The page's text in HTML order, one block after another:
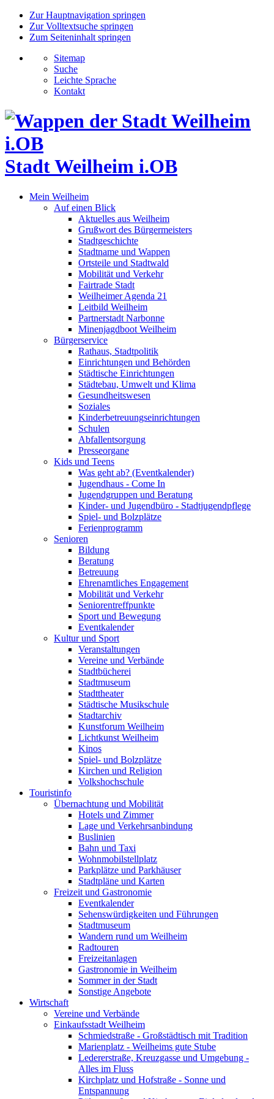
Zur Hauptnavigation springen
Zur Volltextsuche springen
Zum Seiteninhalt springen
Sitemap
Suche
Leichte Sprache
Kontakt
Stadt Weilheim i.OB
Mein Weilheim
Auf einen Blick
Aktuelles aus Weilheim
Grußwort des Bürgermeisters
Stadtgeschichte
Stadtname und Wappen
Ortsteile und Stadtwald
Mobilität und Verkehr
Fairtrade Stadt
Weilheimer Agenda 21
Leitbild Weilheim
Partnerstadt Narbonne
Minenjagdboot Weilheim
Bürgerservice
Rathaus, Stadtpolitik
Einrichtungen und Behörden
Städtische Einrichtungen
Städtebau, Umwelt und Klima
Gesundheitswesen
Soziales
Kinderbetreuungseinrichtungen
Schulen
Abfallentsorgung
Presseorgane
Kids und Teens
Was geht ab? (Eventkalender)
Jugendhaus - Come In
Jugendgruppen und Beratung
Kinder- und Jugendbüro - Stadtjugendpflege
Spiel- und Bolzplätze
Ferienprogramm
Senioren
Bildung
Beratung
Betreuung
Ehrenamtliches Engagement
Mobilität und Verkehr
Seniorentreffpunkte
Sport und Bewegung
Eventkalender
Kultur und Sport
Veranstaltungen
Vereine und Verbände
Stadtbücherei
Stadtmuseum
Stadttheater
Städtische Musikschule
Stadtarchiv
Kunstforum Weilheim
Lichtkunst Weilheim
Kinos
Spiel- und Bolzplätze
Kirchen und Religion
Volkshochschule
Touristinfo
Übernachtung und Mobilität
Hotels und Zimmer
Lage und Verkehrsanbindung
Buslinien
Bahn und Taxi
Wohnmobilstellplatz
Parkplätze und Parkhäuser
Stadtpläne und Karten
Freizeit und Gastronomie
Eventkalender
Sehenswürdigkeiten und Führungen
Stadtmuseum
Wandern rund um Weilheim
Radtouren
Freizeitanlagen
Gastronomie in Weilheim
Sommer in der Stadt
Sonstige Angebote
Wirtschaft
Vereine und Verbände
Einkaufsstadt Weilheim
Schmiedstraße - Großstädtisch mit Tradition
Marienplatz - Weilheims gute Stube
Ledererstraße, Kreuzgasse und Umgebung -
Alles im Fluss
Kirchplatz und Hofstraße - Sonne und
Entspannung